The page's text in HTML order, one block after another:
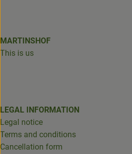
MARTINSHOF
This is us
LEGAL INFORMATION
Legal notice
Terms and conditions
Cancellation form